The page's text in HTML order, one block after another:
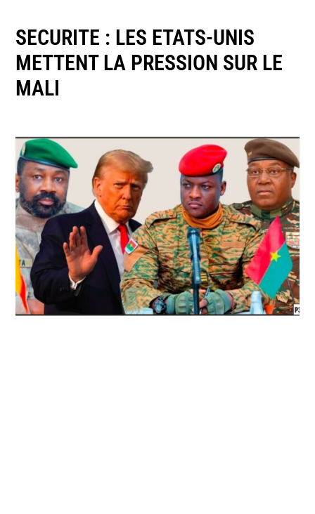
SECURITE : LES ETATS-UNIS
METTENT LA PRESSION SUR LE
MALI